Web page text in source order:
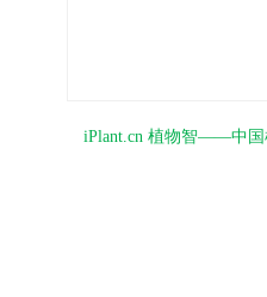
iPlant.cn 植物智——中国